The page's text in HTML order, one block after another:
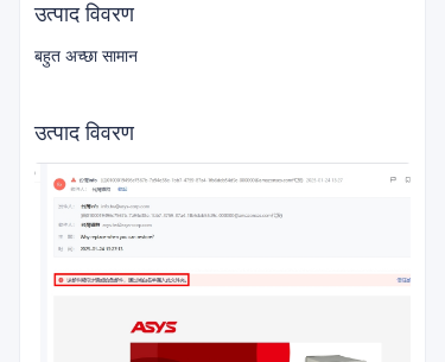
उत्पाद विवरण
बहुत अच्छा सामान
उत्पाद विवरण